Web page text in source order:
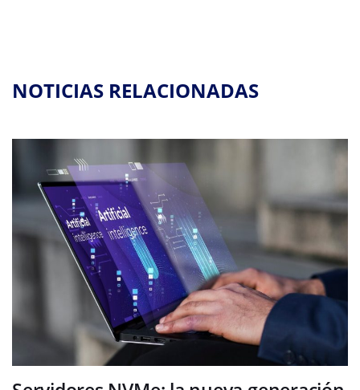
NOTICIAS RELACIONADAS